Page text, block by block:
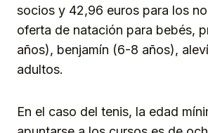
socios y 42,96 euros para los
oferta de natación para bebés,
años), benjamín (6-8 años),
adultos.
En el caso del tenis, la edad